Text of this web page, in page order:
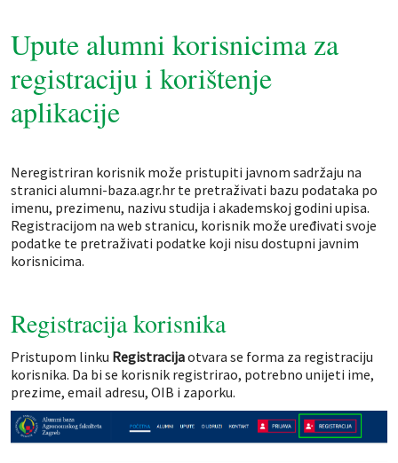
Upute alumni korisnicima za
registraciju i korištenje
aplikacije
Neregistriran korisnik može pristupiti javnom sadržaju na
stranici alumni-baza.agr.hr te pretraživati bazu podataka po
imenu, prezimenu, nazivu studija i akademskoj godini upisa.
Registracijom na web stranicu, korisnik može uređivati svoje
podatke te pretraživati podatke koji nisu dostupni javnim
korisnicima.
Registracija korisnika
Pristupom linku Registracijaotvara se forma za registraciju
korisnika. Da bi se korisnik registrirao, potrebno unijeti ime,
prezime, email adresu, OIB i zaporku.